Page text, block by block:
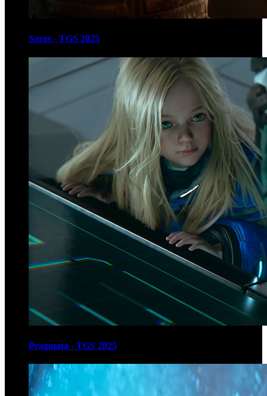
Saros - TGS 2025
Pragmata - TGS 2025